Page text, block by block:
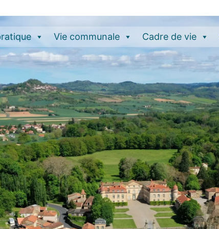
Vie communale Cadre de vie